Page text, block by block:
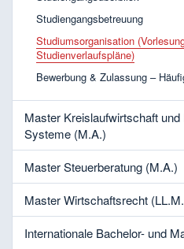
Studiengangsbetreuung
Studiumsorganisation
Studienverlaufspläne)
Bewerbung & Zulassung –
Master Kreislaufwirtschaft
Systeme (M.A.)
Master Steuerberatung (M.A.)
Master Wirtschaftsrecht
Internationale Bachelor- und